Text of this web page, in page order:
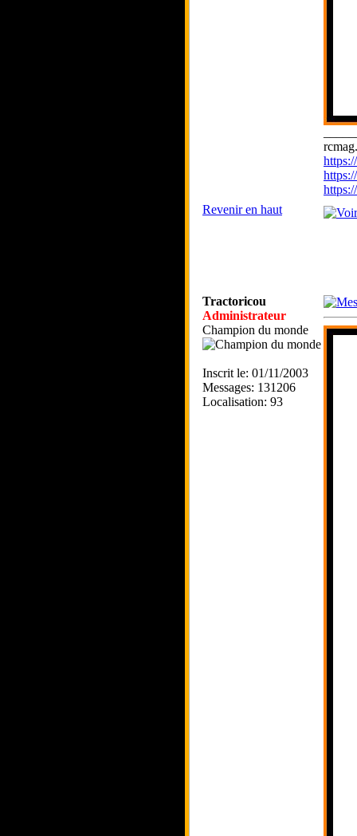
Revenir en haut
Tractoricou
Administrateur
Champion du monde
Inscrit le: 01/11/2003
Messages: 131206
Localisation: 93